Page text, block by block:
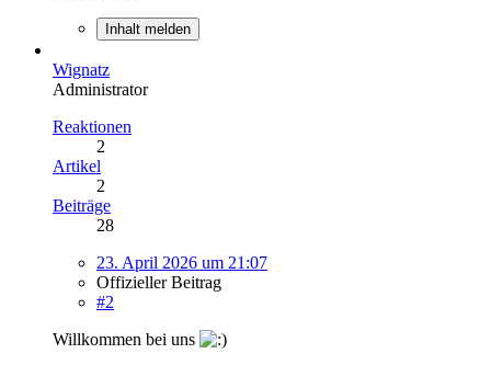
Inhalt melden
Wignatz
Administrator
Reaktionen
2
Artikel
2
Beiträge
28
23. April 2026 um 21:07
Offizieller Beitrag
#2
Willkommen bei uns